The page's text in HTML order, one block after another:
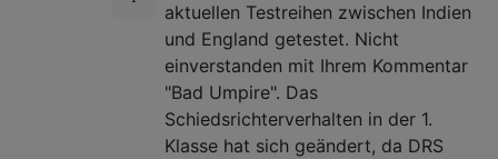
aktuellen Testreihen zwischen Indien
und England getestet. Nicht
einverstanden mit Ihrem Kommentar
"Bad Umpire". Das
Schiedsrichterverhalten in der 1.
Klasse hat sich geändert, da DRS